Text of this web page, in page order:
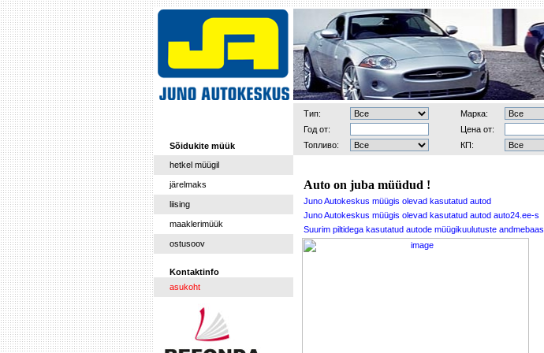
Sõidukite müük
Тип: Марка:
Год от:
Цена от:
Топливо:
КП:
hetkel müügil
järelmaks
liising
maaklerimüük
ostusoov
Kontaktinfo
asukoht
Auto on juba müüdud !
Juno Autokeskus müügis olevad kasutatud autod
Juno Autokeskus müügis olevad kasutatud autod auto24.ee-s
Suurim piltidega kasutatud autode müügikuulutuste andmebaas